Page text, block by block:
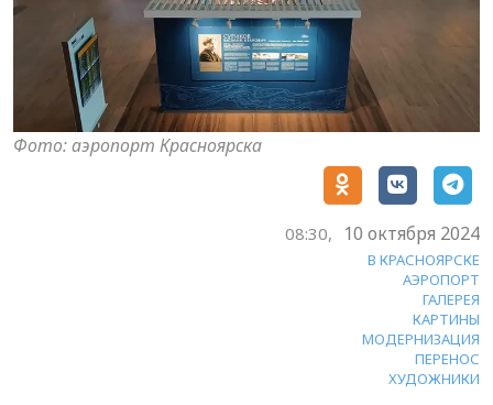
Фото: аэропорт Красноярска
08:30, 10 октября 2024
В КРАСНОЯРСКЕ
АЭРОПОРТ
ГАЛЕРЕЯ
КАРТИНЫ
МОДЕРНИЗАЦИЯ
ПЕРЕНОС
ХУДОЖНИКИ